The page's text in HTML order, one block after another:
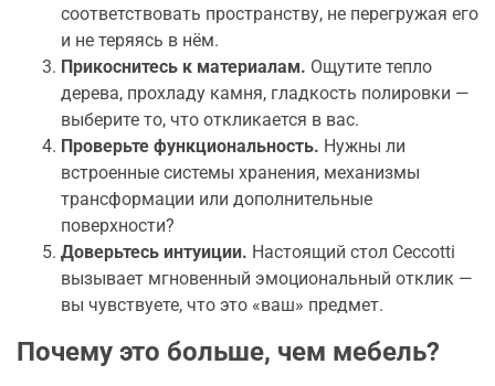
соответствовать пространству, не перегружая его
и не теряясь в нём.
Прикоснитесь к материалам. Ощутите тепло
дерева, прохладу камня, гладкость полировки —
выберите то, что откликается в вас.
Проверьте функциональность. Нужны ли
встроенные системы хранения, механизмы
трансформации или дополнительные
поверхности?
Доверьтесь интуиции. Настоящий стол Ceccotti
вызывает мгновенный эмоциональный отклик —
вы чувствуете, что это «ваш» предмет.
Почему это больше, чем мебель?